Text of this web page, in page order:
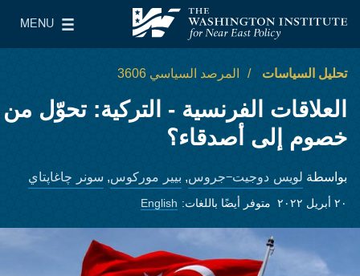
معهد واشنطن لسياسات الشرق الأدنى
MENU
Main Menu
تحليل السياسات المرصد السياسي 3606
العلاقات الفرنسية - التركية: تحوّل من
خصوم إلى أصدقاء؟
بواسطة لويس دوجيت-جروس, بيير موركوس, سونر چاغاپتاي
٢٠ أبريل ٢٠٢٢ متوفر أيضًا باللغات: English